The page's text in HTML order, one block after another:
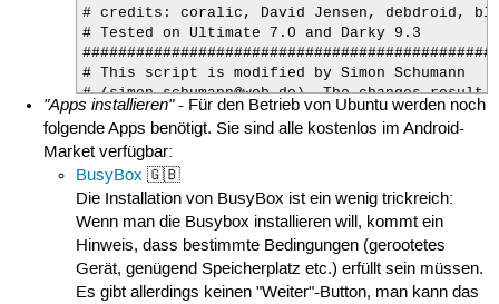
# credits: coralic, David Jensen, debdroid,
# Tested on Ultimate 7.0 and Darky 9.3				 #
# This script is modified by Simon
# (simon.schumann@web.de). The changes
# ubuntu-shell instead of loading a start-
# a vnc-server. Thanks alot to Martin Rhodes
# work :-D							 #
echo "WARNING: If you have more than 255
echo "Apps on the SDCard associate with an
echo
echo "You have to go to Settings -> Manage
"Apps installieren"- Für den Betrieb von Ubuntu werden noch
folgende Apps benötigt. Sie sind alle kostenlos im Android-
Market verfügbar:
BusyBox 🇬🇧
Die Installation von BusyBox ist ein wenig trickreich:
Wenn man die Busybox installieren will, kommt ein
Hinweis, dass bestimmte Bedingungen (gerootetes
Gerät, genügend Speicherplatz etc.) erfüllt sein müssen.
Es gibt allerdings keinen "Weiter"-Button, man kann das